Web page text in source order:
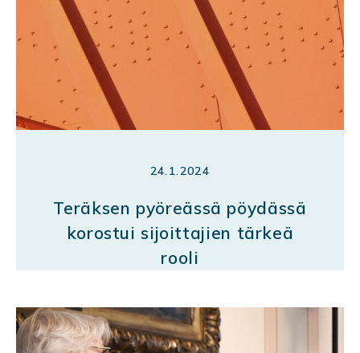
24.1.2024
Teräksen pyöreässä pöydässä
korostui sijoittajien tärkeä
rooli